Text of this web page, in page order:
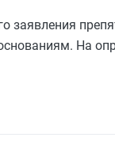
заявления
На